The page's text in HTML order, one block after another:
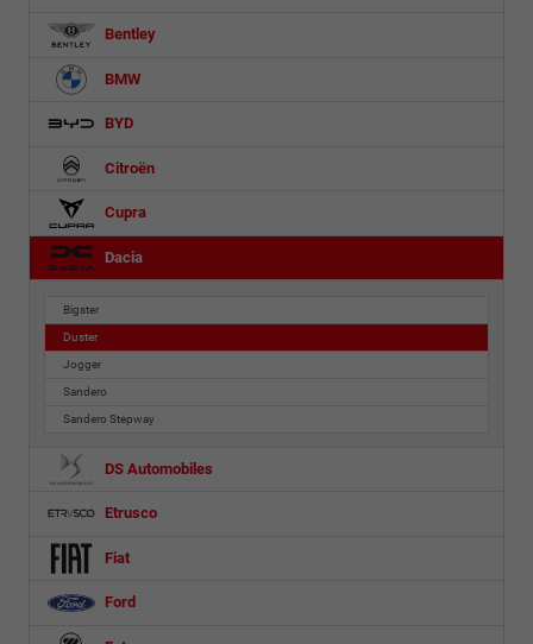
Bentley
BMW
BYD
Citroën
Cupra
Dacia
Bigster
Duster
Jogger
Sandero
Sandero Stepway
DS Automobiles
Etrusco
Fiat
Ford